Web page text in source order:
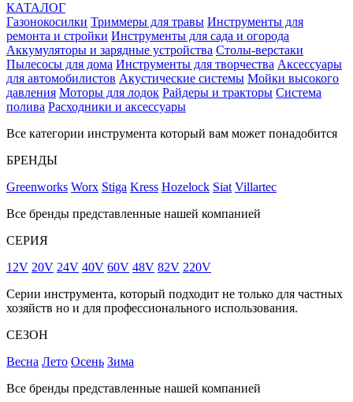
КАТАЛОГ
Газонокосилки Триммеры для травы Инструменты для
ремонта и стройки Инструменты для сада и огорода
Аккумуляторы и зарядные устройства Столы-верстаки
Пылесосы для дома Инструменты для творчества Аксессуары
для автомобилистов Акустические системы Мойки высокого
давления Моторы для лодок Райдеры и тракторы Система
полива Расходники и аксессуары
Все категории инструмента который вам может понадобится
БРЕНДЫ
Greenworks Worx Stiga Kress Hozelock Siat Villartec
Все бренды представленные нашей компанией
СЕРИЯ
12V 20V 24V 40V 60V 48V 82V 220V
Серии инструмента, который подходит не только для частных
хозяйств но и для профессионального использования.
СЕЗОН
Весна Лето Осень Зима
Все бренды представленные нашей компанией